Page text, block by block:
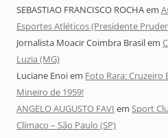
SEBASTIAO FRANCISCO ROCHAem
Esportes Atléticos (Presidente
Jornalista Moacir Coimbra Brasilem
Luzia (MG)
Luciane Enoiem Foto Rara: Cruzeiro
Mineiro de 1959!
ANGELO AUGUSTO FAVI em Sport
Clímaco – São Paulo (SP)